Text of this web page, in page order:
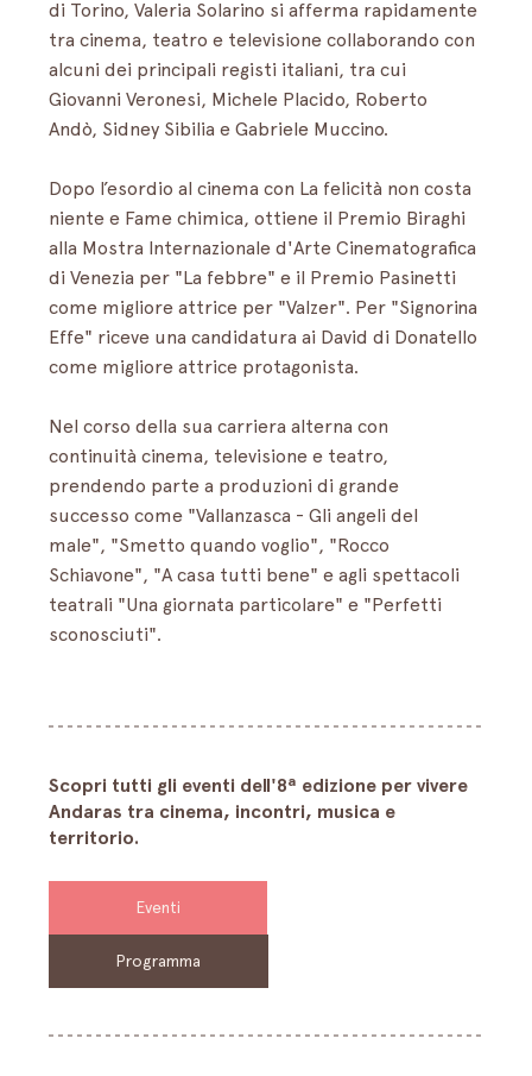
di Torino, Valeria Solarino si afferma rapidamente
tra cinema, teatro e televisione collaborando con
alcuni dei principali registi italiani, tra cui
Giovanni Veronesi, Michele Placido, Roberto
Andò, Sidney Sibilia e Gabriele Muccino.
Dopo l’esordio al cinema con La felicità non costa
niente e Fame chimica, ottiene il Premio Biraghi
alla Mostra Internazionale d'Arte Cinematografica
di Venezia per "La febbre" e il Premio Pasinetti
come migliore attrice per "Valzer". Per "Signorina
Effe" riceve una candidatura ai David di Donatello
come migliore attrice protagonista.
Nel corso della sua carriera alterna con
continuità cinema, televisione e teatro,
prendendo parte a produzioni di grande
successo come "Vallanzasca - Gli angeli del
male", "Smetto quando voglio", "Rocco
Schiavone", "A casa tutti bene" e agli spettacoli
teatrali "Una giornata particolare" e "Perfetti
sconosciuti".
Scopri tutti gli eventi dell'8ª edizione per vivere
Andaras tra cinema, incontri, musica e
territorio.
Eventi
Programma